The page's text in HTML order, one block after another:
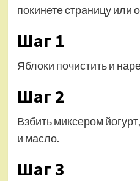
покинете страницу или
Шаг 1
Яблоки почистить и
Шаг 2
Взбить миксером
и масло.
Шаг 3